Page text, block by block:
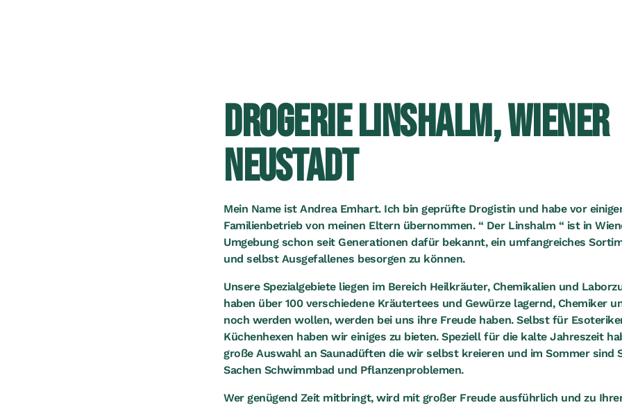
DROGERIE LINSHALM, WIENER
NEUSTADT
Mein Name ist Andrea Emhart. Ich bin geprüfte Drogistin und habe vor
Familienbetrieb von meinen Eltern übernommen. “ Der Linshalm “ ist in
Umgebung schon seit Generationen dafür bekannt, ein umfangreiches
und selbst Ausgefallenes besorgen zu können.
Unsere Spezialgebiete liegen im Bereich Heilkräuter, Chemikalien und
haben über 100 verschiedene Kräutertees und Gewürze lagernd, Chemiker
noch werden wollen, werden bei uns ihre Freude haben. Selbst für
Küchenhexen haben wir einiges zu bieten. Speziell für die kalte Jahreszeit
große Auswahl an Saunadüften die wir selbst kreieren und im Sommer sind
Sachen Schwimmbad und Pflanzenproblemen.
Wer genügend Zeit mitbringt, wird mit großer Freude ausführlich und zu